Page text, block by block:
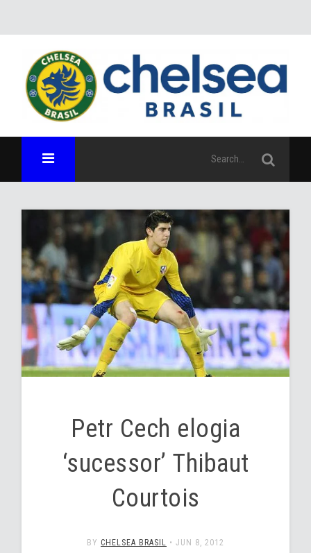
Petr Cech elogia
‘sucessor’ Thibaut
Courtois
BY CHELSEA BRASIL • JUN 8, 2012